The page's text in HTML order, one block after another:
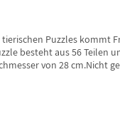
tierischen Puzzles kommt
besteht aus 56 Teilen
von 28 cm.Nicht